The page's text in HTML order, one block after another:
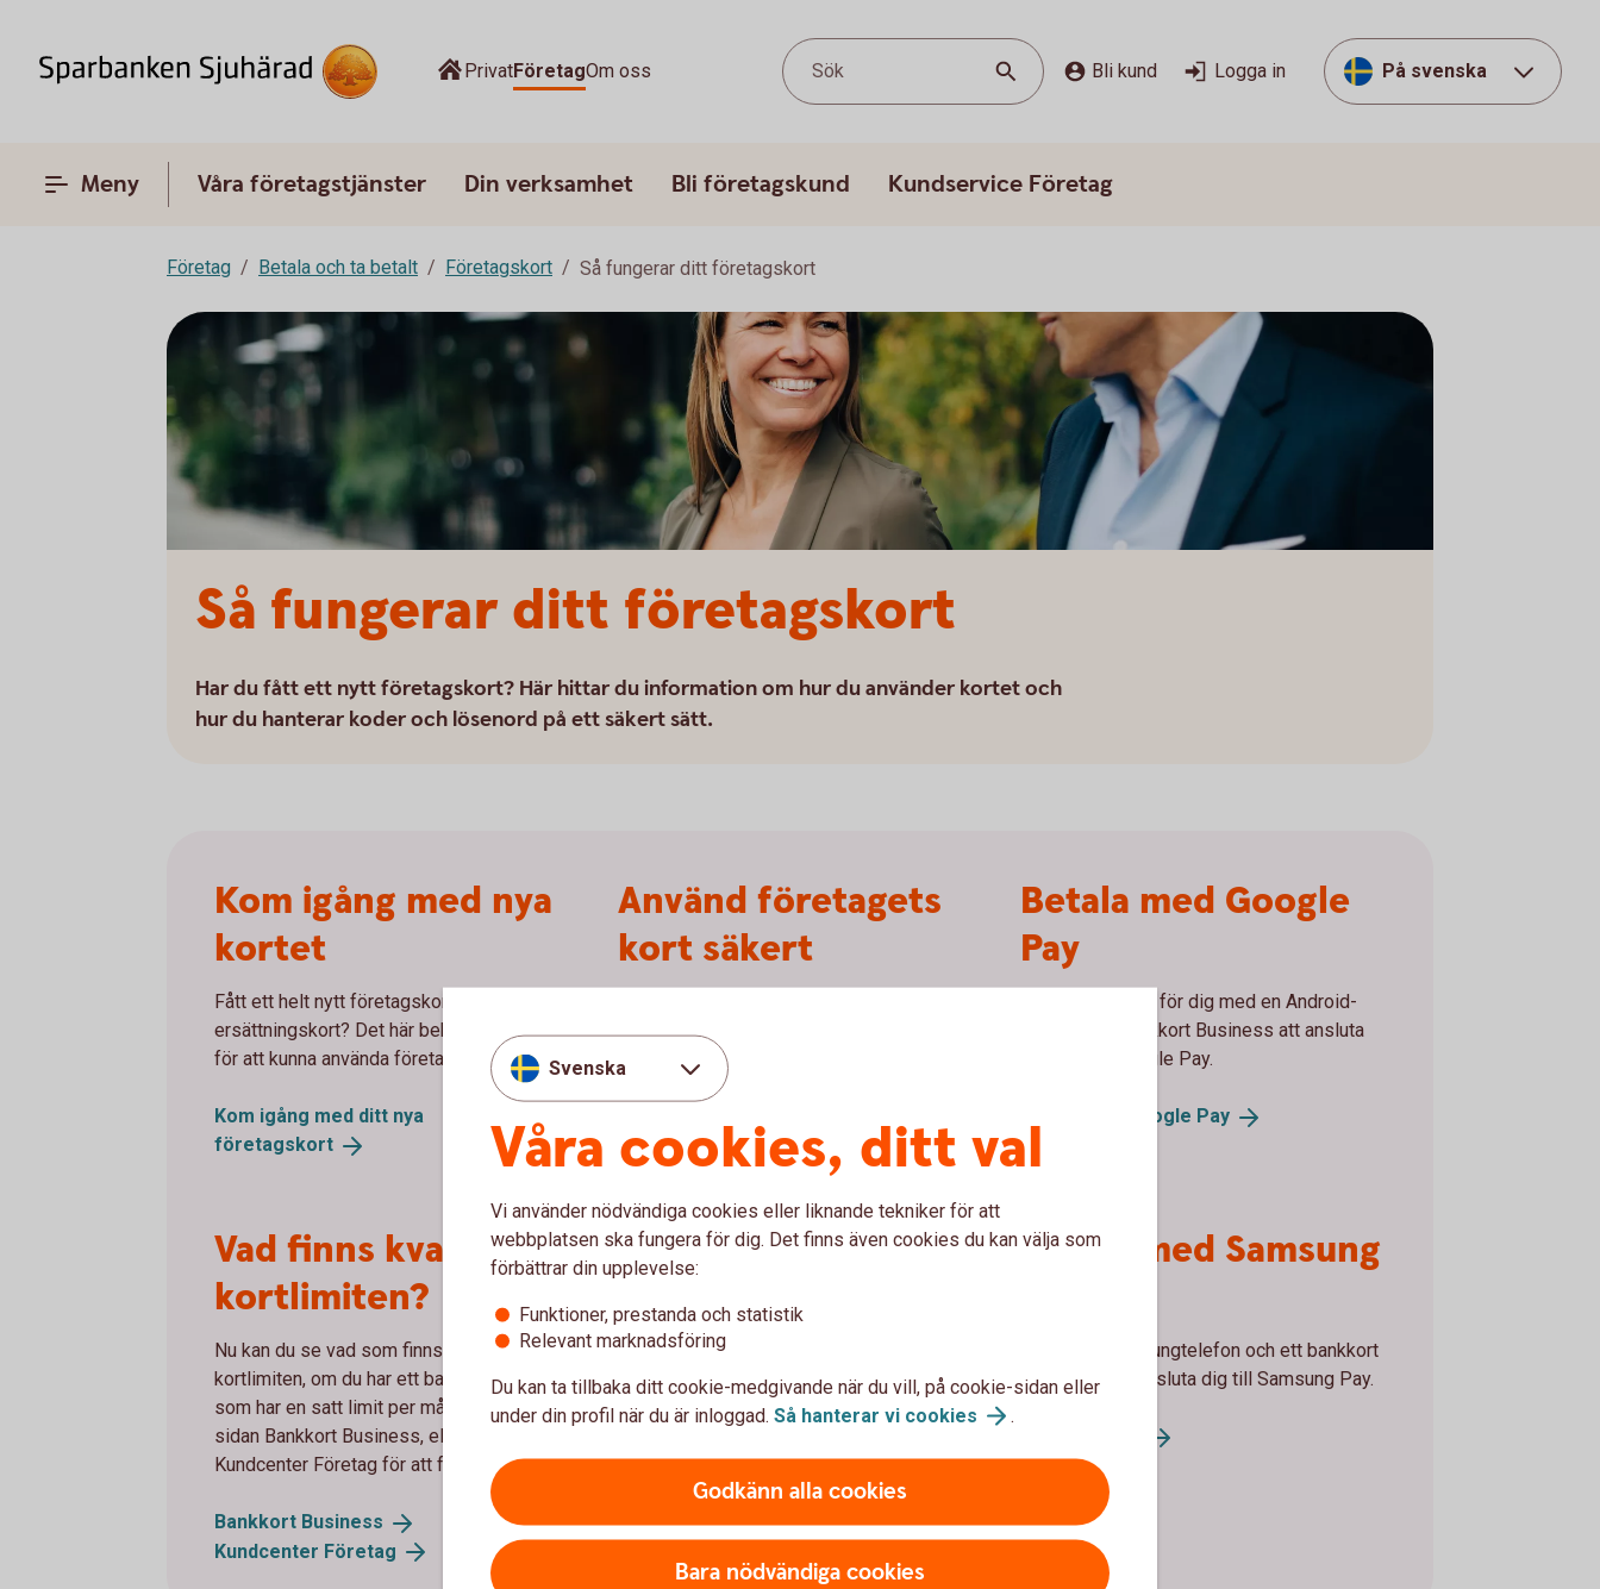
PrivatFöretagOm oss Sök Bli kund Logga in På svenska
Meny Våra företagstjänster Din verksamhet Bli företagskund Kundservice Företag
Företag Betala och ta betalt Företagskort Så fungerar ditt företagskort
Så fungerar ditt företagskort
Har du fått ett nytt företagskort? Här hittar du information om hur du använder kortet och
hur du hanterar koder och lösenord på ett säkert sätt.
Kom igång med nya
kortet
Fått ett helt nytt företagskort eller ett
ersättningskort? Det här behöver du göra
för att kunna använda företagets nya kort.
Kom igång med ditt nya
företagskort
Använd företagets
kort säkert
du hanterar företagets kort och koder på ett
säkert sätt. Läs om vad du bör tänka på.
Betala med Google
Pay
Det är nu möjligt för dig med en Android-
telefon och bankkort Business att ansluta
ditt kort till Google Pay.
Betala med Google Pay
Vad finns kvar av
kortlimiten?
Nu kan du se vad som finns kvar av
kortlimiten, om du har ett bankkort Business
som har en satt limit per månad. Läs mer på
sidan Bankkort Business, eller kontakta
Kundcenter Företag för att få hjälp.
Bankkort Business
Kundcenter Företag
Nu kan du ansluta
kortet till Fidesmo
Pay
Med Fidesmo Pay kan du enkelt ansluta ditt
bankkort Business till wearables, till
exempel en klocka, ring eller armband och
betala i fysisk butik.
Läs mer om hur duansluter
Betala med Samsung
Har du en Samsungtelefon och ett bankkort
Business kan ansluta dig till Samsung Pay.
Svenska
Våra cookies, ditt val
Vi använder nödvändiga cookies eller liknande tekniker för att
webbplatsen ska fungera för dig. Det finns även cookies du kan välja som
förbättrar din upplevelse:
Funktioner, prestanda och statistik
Relevant marknadsföring
Du kan ta tillbaka ditt cookie-medgivande när du vill, på cookie-sidan eller
under din profil när du är inloggad. Så hanterar vi cookies .
Godkänn alla cookies
Bara nödvändiga cookies